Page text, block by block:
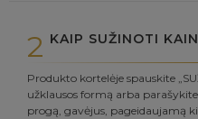
2 KAIP SUŽINOTI
Produkto kortelėje spauskite
užklausos formą arba
progą, gavėjus, pageidaujamą